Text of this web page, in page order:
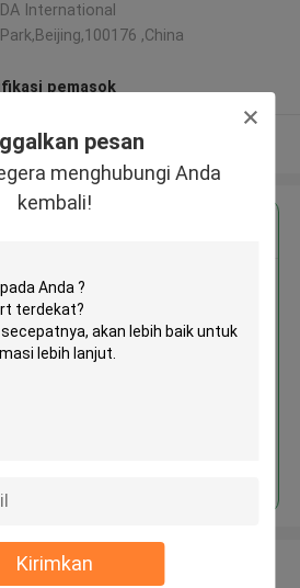
pesan
menghubungi Anda
kembali!
Kirimkan
International
,China
pemasok
Lihat Lebih
： 1box/boxes